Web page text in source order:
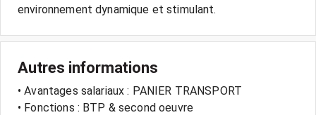
Autres informations
• Avantages salariaux : PANIER TRANSPORT
• Fonctions : BTP & second oeuvre